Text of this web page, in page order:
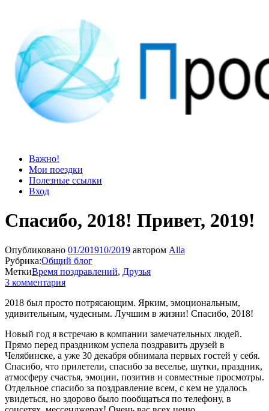
Просто блог
Мир удивительней, чем кажется
Важно!
Мои поездки
Полезные ссылки
Вход
Спасибо, 2018! Привет, 2019!
Опубликовано 01/201910/2019 автором Alla
Рубрика:Общий блог
МеткиВремя поздравлений, Друзья
3 комментария
2018 был просто потрясающим. Ярким, эмоциональным,
удивительным, чудесным. Лучшим в жизни! Спасибо, 2018!
Новый год я встречаю в компании замечательных людей.
Прямо перед праздником успела поздравить друзей в
Челябинске, а уже 30 декабря обнимала первых гостей у себя.
Спасибо, что прилетели, спасибо за веселье, шутки, праздник,
атмосферу счастья, эмоции, позитив и совместные просмотры.
Отдельное спасибо за поздравление всем, с кем не удалось
увидеться, но здорово было пообщаться по телефону, в